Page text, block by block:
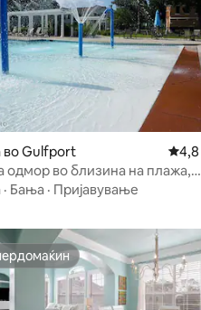
5,0 од 5, 4 рецензии
во Gulfport
одмор во близина на плажа,
џакузи, за 6 лица
· Бања · Пријавување